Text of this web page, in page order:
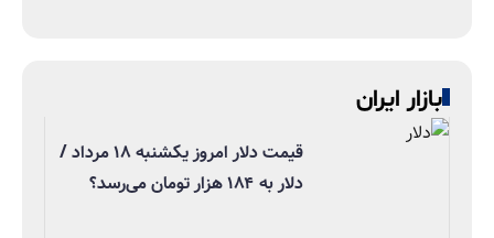
بازار ایران
قیمت دلار امروز یکشنبه ۱۸ مرداد /
دلار به ۱۸۴ هزار تومان می‌رسد؟